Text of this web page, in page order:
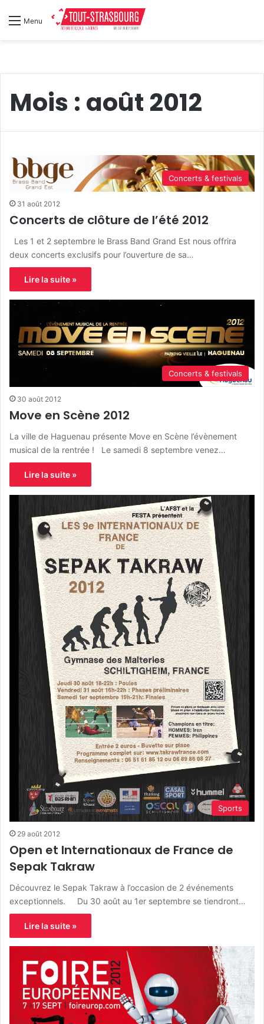
Menu
Mois : août 2012
Concerts & festivals
31 août 2012
Concerts de clôture de l’été 2012
Les 1 et 2 septembre le Brass Band Grand Est nous offrira
deux concerts exclusifs pour l’ouverture de sa…
Lire la suite »
Concerts & festivals
30 août 2012
Move en Scène 2012
La ville de Haguenau présente Move en Scène l’évènement
musical de la rentrée ! Le samedi 8 septembre venez…
Lire la suite »
Sports
29 août 2012
Open et Internationaux de France de
Sepak Takraw
Découvrez le Sepak Takraw à l’occasion de 2 événements
exceptionnels. Du 30 août au 1er septembre se tiendront…
Lire la suite »